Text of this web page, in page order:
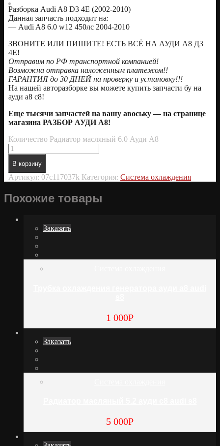
Разборка Audi A8 D3 4E (2002-2010)
Данная запчасть подходит на:
— Audi A8 6.0 w12 450лс 2004-2010
ЗВОНИТЕ ИЛИ ПИШИТЕ! ЕСТЬ ВСЁ НА АУДИ А8 Д3
4Е!
Отправим по РФ транспортной компанией!
Возможна отправка наложенным платежом!!
ГАРАНТИЯ до 30 ДНЕЙ на проверку и установку!!!
На нашей авторазборке вы можете купить запчасти бу на
ауди а8 с8!
Еще тысячи запчастей на вашу авоську — на странице
магазина РАЗБОР АУДИ А8!
Количество Радиатор масляный 6.0 Ауди А8
В корзину
Артикул: 07c117037k Категория: Система охлаждения
Похожие товары
Заказать
1 000Р
Заказать
5 000Р